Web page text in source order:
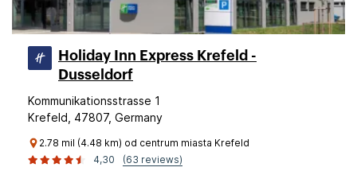
Holiday Inn Express Krefeld -
Dusseldorf
Kommunikationsstrasse 1
Krefeld, 47807, Germany
2.78 mil (4.48 km) od centrum miasta Krefeld
4,30
(63 reviews)